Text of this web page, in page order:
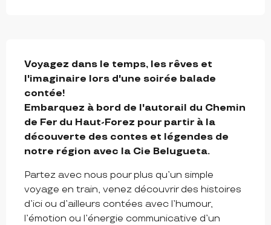
Voyagez dans le temps, les rêves et
l'imaginaire lors d'une soirée balade
contée!
Embarquez à bord de l'autorail du Chemin
de Fer du Haut-Forez pour partir à la
découverte des contes et légendes de
notre région avec la Cie Belugueta.
Partez avec nous pour plus qu’un simple
voyage en train, venez découvrir des histoires
d’ici ou d’ailleurs contées avec l’humour,
l’émotion ou l’énergie communicative d’un